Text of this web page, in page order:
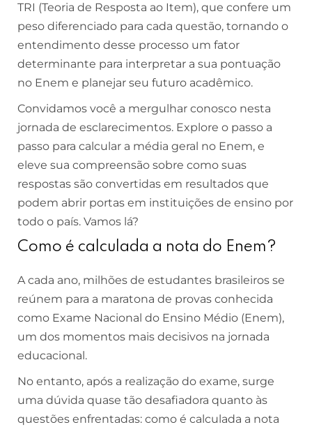
TRI (Teoria de Resposta ao Item), que confere um
peso diferenciado para cada questão, tornando o
entendimento desse processo um fator
determinante para interpretar a sua pontuação
no Enem e planejar seu futuro acadêmico.
Convidamos você a mergulhar conosco nesta
jornada de esclarecimentos. Explore o passo a
passo para calcular a média geral no Enem, e
eleve sua compreensão sobre como suas
respostas são convertidas em resultados que
podem abrir portas em instituições de ensino por
todo o país. Vamos lá?
Como é calculada a nota do Enem?
A cada ano, milhões de estudantes brasileiros se
reúnem para a maratona de provas conhecida
como Exame Nacional do Ensino Médio (Enem),
um dos momentos mais decisivos na jornada
educacional.
No entanto, após a realização do exame, surge
uma dúvida quase tão desafiadora quanto às
questões enfrentadas: como é calculada a nota